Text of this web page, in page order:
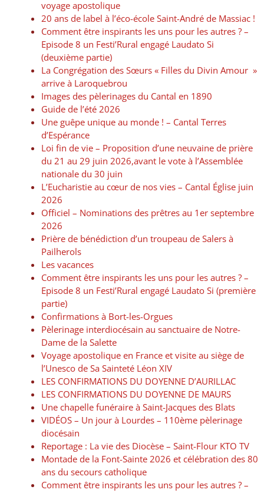
voyage apostolique
20 ans de label à l’éco-école Saint-André de Massiac !
Comment être inspirants les uns pour les autres ? –
Episode 8 un Festi’Rural engagé Laudato Si
(deuxième partie)
La Congrégation des Sœurs « Filles du Divin Amour »
arrive à Laroquebrou
Images des pèlerinages du Cantal en 1890
Guide de l’été 2026
Une guêpe unique au monde ! – Cantal Terres
d’Espérance
Loi fin de vie – Proposition d’une neuvaine de prière
du 21 au 29 juin 2026,avant le vote à l’Assemblée
nationale du 30 juin
L’Eucharistie au cœur de nos vies – Cantal Église juin
2026
Officiel – Nominations des prêtres au 1er septembre
2026
Prière de bénédiction d’un troupeau de Salers à
Pailherols
Les vacances
Comment être inspirants les uns pour les autres ? –
Episode 8 un Festi’Rural engagé Laudato Si (première
partie)
Confirmations à Bort-les-Orgues
Pèlerinage interdiocésain au sanctuaire de Notre-
Dame de la Salette
Voyage apostolique en France et visite au siège de
l’Unesco de Sa Sainteté Léon XIV
LES CONFIRMATIONS DU DOYENNE D’AURILLAC
LES CONFIRMATIONS DU DOYENNE DE MAURS
Une chapelle funéraire à Saint-Jacques des Blats
VIDÉOS – Un jour à Lourdes – 110ème pèlerinage
diocésain
Reportage : La vie des Diocèse – Saint-Flour KTO TV
Montade de la Font-Sainte 2026 et célébration des 80
ans du secours catholique
Comment être inspirants les uns pour les autres ? –